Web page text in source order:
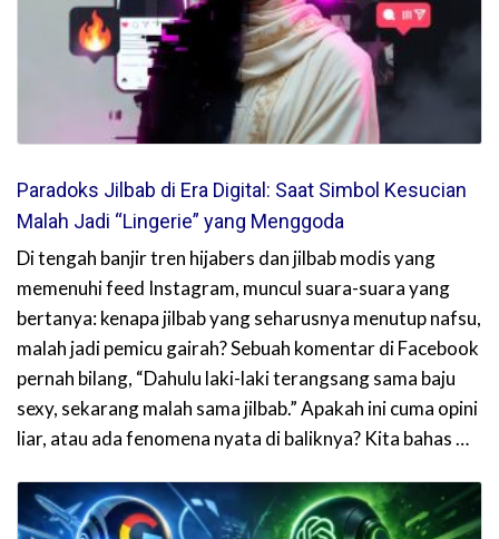
Paradoks Jilbab di Era Digital: Saat Simbol Kesucian
Malah Jadi “Lingerie” yang Menggoda
Di tengah banjir tren hijabers dan jilbab modis yang
memenuhi feed Instagram, muncul suara-suara yang
bertanya: kenapa jilbab yang seharusnya menutup nafsu,
malah jadi pemicu gairah? Sebuah komentar di Facebook
pernah bilang, “Dahulu laki-laki terangsang sama baju
sexy, sekarang malah sama jilbab.” Apakah ini cuma opini
liar, atau ada fenomena nyata di baliknya? Kita bahas …